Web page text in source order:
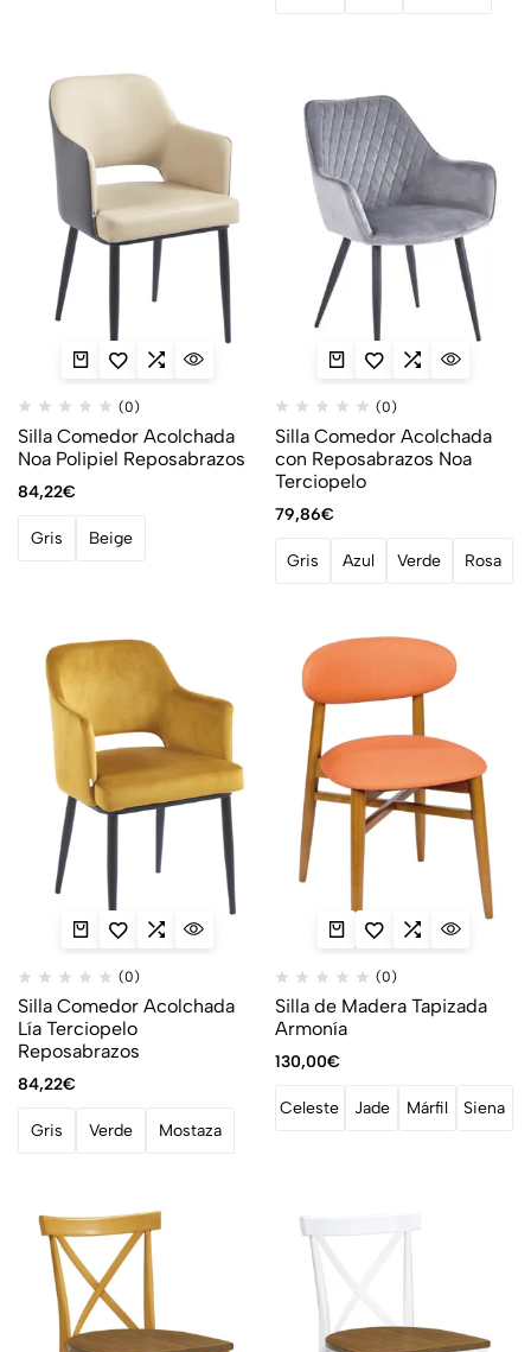
(0)
Silla Comedor Acolchada
Noa Polipiel Reposabrazos
84,22€
Gris Beige
(0)
Silla Comedor Acolchada
con Reposabrazos Noa
Terciopelo
79,86€
Gris Azul Verde Rosa
(0)
Silla Comedor Acolchada
Lía Terciopelo
Reposabrazos
84,22€
Gris Verde Mostaza
(0)
Silla de Madera Tapizada
Armonía
130,00€
Celeste Jade Márfil Siena